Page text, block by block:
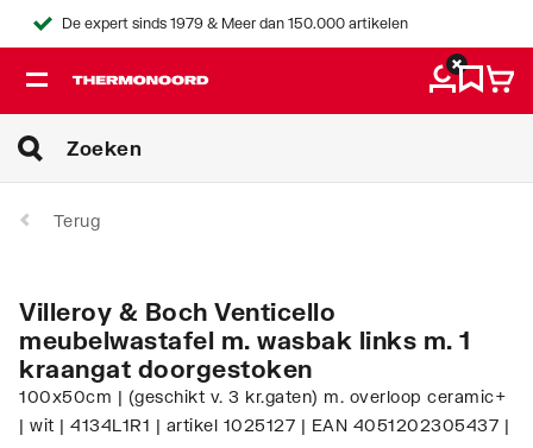
De expert sinds 1979 & Meer dan 150.000 artikelen
Terug
Villeroy & Boch Venticello
meubelwastafel m. wasbak links m. 1
kraangat doorgestoken
100x50cm | (geschikt v. 3 kr.gaten) m. overloop ceramic+
| wit | 4134L1R1 | artikel 1025127 | EAN 4051202305437 |